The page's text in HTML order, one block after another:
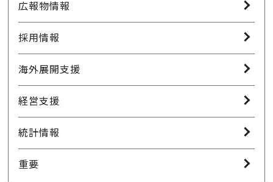
広報物情報
採用情報
海外展開支援
経営支援
統計情報
重要